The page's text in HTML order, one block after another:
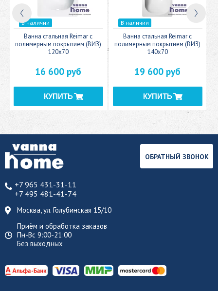
В наличии
Ванна стальная Reimar с
полимерным покрытием (ВИЗ)
120x70
16 600 руб
В наличии
Ванна стальная Reimar с
полимерным покрытием (ВИЗ)
140x70
19 600 руб
+7 965 431-31-11
+7 495 481-41-74
Москва, ул. Голубинская 15/10
Приём и обработка заказов
Пн-Вс 9:00-21:00
Без выходных
ОБРАТНЫЙ ЗВОНОК